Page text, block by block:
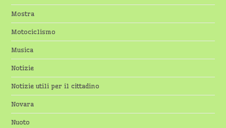
Mostra
Motociclismo
Musica
Notizie
Notizie utili per il cittadino
Novara
Nuoto